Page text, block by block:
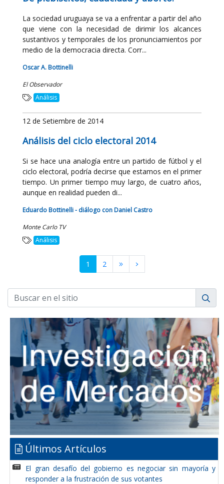
La sociedad uruguaya se va a enfrentar a partir del año
que viene con la necesidad de dirimir los alcances
sustantivos y temporales de los pronunciamientos por
medio de la democracia directa. Corr...
Oscar A. Bottinelli
El Observador
Análisis
12 de Setiembre de 2014
Análisis del ciclo electoral 2014
Si se hace una analogía entre un partido de fútbol y el
ciclo electoral, podría decirse que estamos en el primer
tiempo. Un primer tiempo muy largo, de cuatro años,
aunque en realidad pueden di...
Eduardo Bottinelli - diálogo con Daniel Castro
Monte Carlo TV
Análisis
1 2
Últimos Artículos
El gran desafío del gobierno es negociar sin mayoría y
responder a la frustración de sus votantes